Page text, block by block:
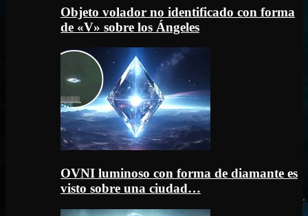
Objeto volador no identificado con forma
de «V» sobre los Ángeles
OVNI luminoso con forma de diamante es
visto sobre una ciudad…